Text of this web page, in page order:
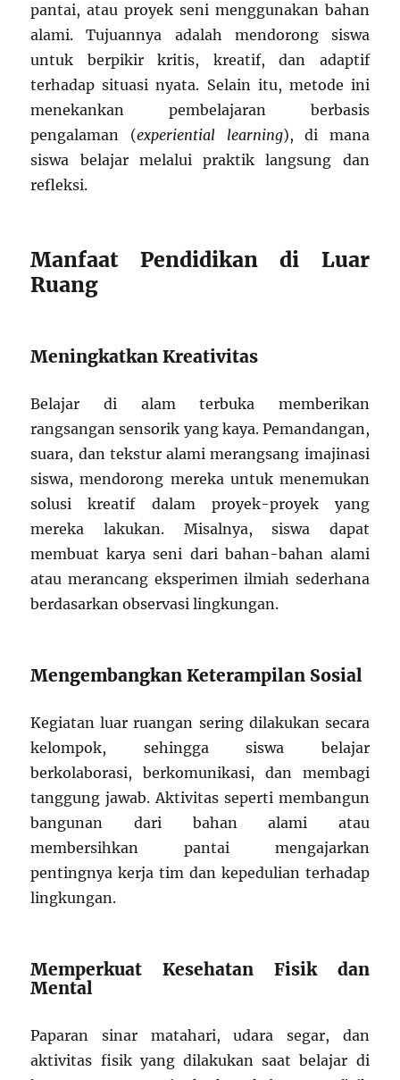
pantai, atau proyek seni menggunakan bahan
alami. Tujuannya adalah mendorong siswa
untuk berpikir kritis, kreatif, dan adaptif
terhadap situasi nyata. Selain itu, metode ini
menekankan pembelajaran berbasis
pengalaman (experiential learning), di mana
siswa belajar melalui praktik langsung dan
refleksi.
Manfaat Pendidikan di Luar
Ruang
Meningkatkan Kreativitas
Belajar di alam terbuka memberikan
rangsangan sensorik yang kaya. Pemandangan,
suara, dan tekstur alami merangsang imajinasi
siswa, mendorong mereka untuk menemukan
solusi kreatif dalam proyek-proyek yang
mereka lakukan. Misalnya, siswa dapat
membuat karya seni dari bahan-bahan alami
atau merancang eksperimen ilmiah sederhana
berdasarkan observasi lingkungan.
Mengembangkan Keterampilan Sosial
Kegiatan luar ruangan sering dilakukan secara
kelompok, sehingga siswa belajar
berkolaborasi, berkomunikasi, dan membagi
tanggung jawab. Aktivitas seperti membangun
bangunan dari bahan alami atau
membersihkan pantai mengajarkan
pentingnya kerja tim dan kepedulian terhadap
lingkungan.
Memperkuat Kesehatan Fisik dan
Mental
Paparan sinar matahari, udara segar, dan
aktivitas fisik yang dilakukan saat belajar di